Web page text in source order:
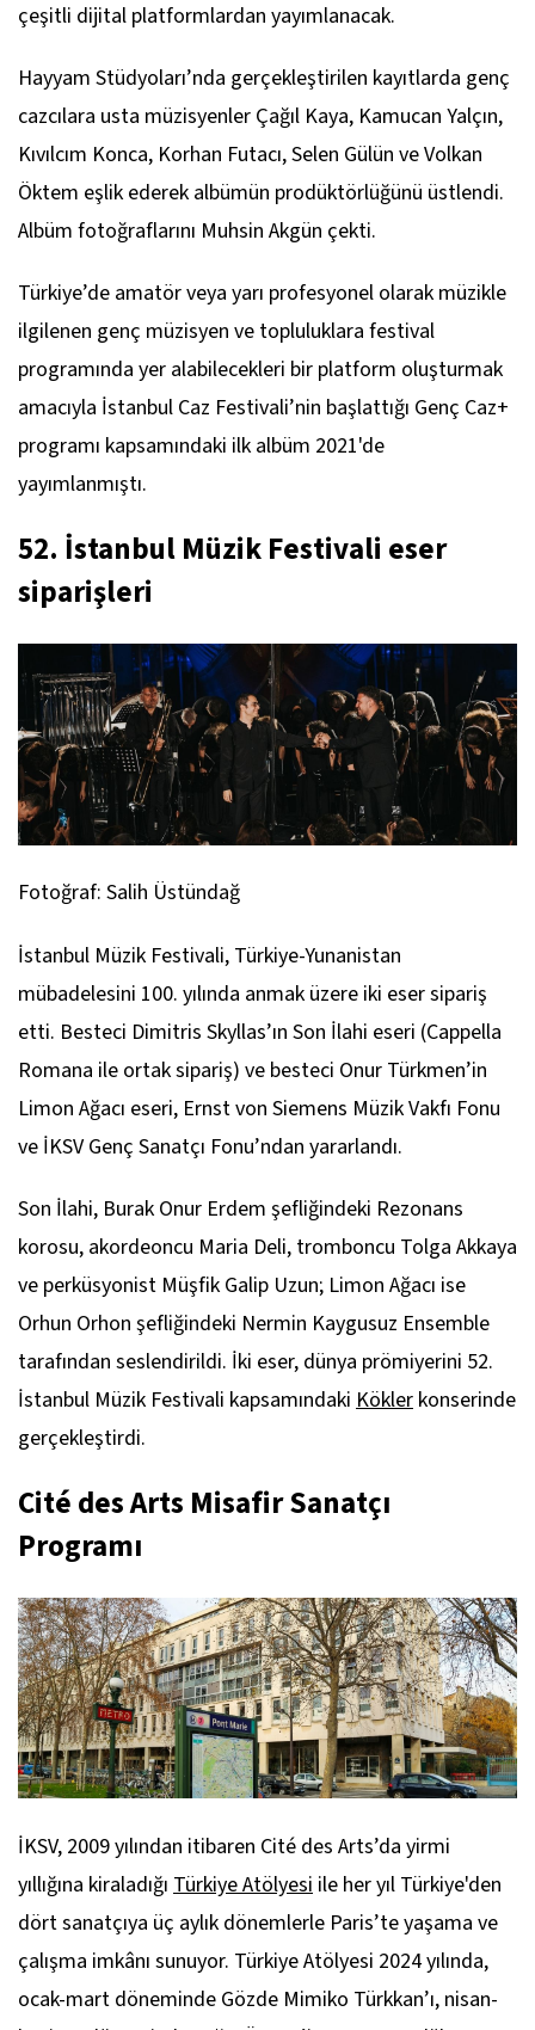
çeşitli dijital platformlardan yayımlanacak.
Hayyam Stüdyoları’nda gerçekleştirilen kayıtlarda genç
cazcılara usta müzisyenler Çağıl Kaya, Kamucan Yalçın,
Kıvılcım Konca, Korhan Futacı, Selen Gülün ve Volkan
Öktem eşlik ederek albümün prodüktörlüğünü üstlendi.
Albüm fotoğraflarını Muhsin Akgün çekti.
Türkiye’de amatör veya yarı profesyonel olarak müzikle
ilgilenen genç müzisyen ve topluluklara festival
programında yer alabilecekleri bir platform oluşturmak
amacıyla İstanbul Caz Festivali’nin başlattığı Genç Caz+
programı kapsamındaki ilk albüm 2021'de
yayımlanmıştı.
52. İstanbul Müzik Festivali eser
siparişleri
Fotoğraf: Salih Üstündağ
İstanbul Müzik Festivali, Türkiye-Yunanistan
mübadelesini 100. yılında anmak üzere iki eser sipariş
etti. Besteci Dimitris Skyllas’ın Son İlahi eseri (Cappella
Romana ile ortak sipariş) ve besteci Onur Türkmen’in
Limon Ağacı eseri, Ernst von Siemens Müzik Vakfı Fonu
ve İKSV Genç Sanatçı Fonu’ndan yararlandı.
Son İlahi, Burak Onur Erdem şefliğindeki Rezonans
korosu, akordeoncu Maria Deli, tromboncu Tolga Akkaya
ve perküsyonist Müşfik Galip Uzun; Limon Ağacı ise
Orhun Orhon şefliğindeki Nermin Kaygusuz Ensemble
tarafından seslendirildi. İki eser, dünya prömiyerini 52.
İstanbul Müzik Festivali kapsamındaki Kökler konserinde
gerçekleştirdi.
Cité des Arts Misafir Sanatçı
Programı
İKSV, 2009 yılından itibaren Cité des Arts’da yirmi
yıllığına kiraladığı Türkiye Atölyesi ile her yıl Türkiye'den
dört sanatçıya üç aylık dönemlerle Paris’te yaşama ve
çalışma imkânı sunuyor. Türkiye Atölyesi 2024 yılında,
ocak-mart döneminde Gözde Mimiko Türkkan’ı, nisan-